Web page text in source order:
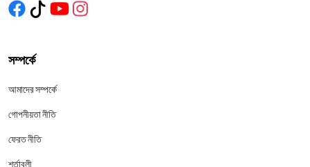
সম্পর্কে
আমাদের সম্পর্কে
গোপনীয়তা নীতি
ফেরত নীতি
শর্তাবলী